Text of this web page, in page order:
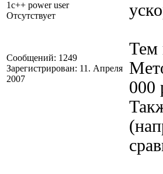
1c++ power user
Отсутствует
Сообщений: 1249
Зарегистрирован: 11. Апреля
2007
Тем
000